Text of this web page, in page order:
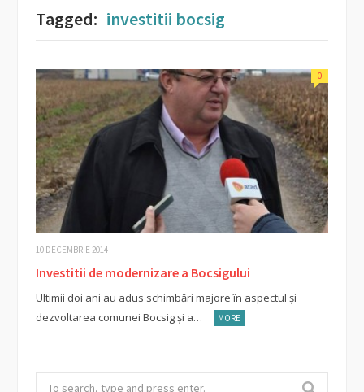
Tagged: investitii bocsig
10 DECEMBRIE 2014
0
Investitii de modernizare a Bocsigului
Ultimii doi ani au adus schimbări majore în aspectul şi
dezvoltarea comunei Bocsig şi a…
MORE